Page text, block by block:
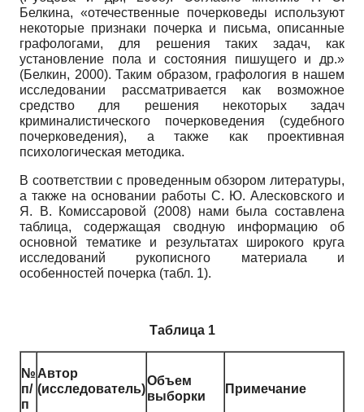
Белкина, «отечественные почерковеды используют
некоторые признаки почерка и письма, описанные
графологами, для решения таких задач, как
установление пола и состояния пишущего и др.»
(Белкин, 2000). Таким образом, графология в нашем
исследовании рассматривается как возможное
средство для решения некоторых задач
криминалистического почерковедения (судебного
почерковедения), а также как проективная
психологическая методика.
В соответствии с проведенным обзором литературы,
а также на основании работы С. Ю. Алесковского и
Я. В. Комиссаровой (2008) нами была составлена
таблица, содержащая сводную информацию об
основной тематике и результатах широкого круга
исследований рукописного материала и
особенностей почерка (табл. 1).
Таблица 1
№
п/
п
Автор
(исследователь)
Объем
выборки
Примечание